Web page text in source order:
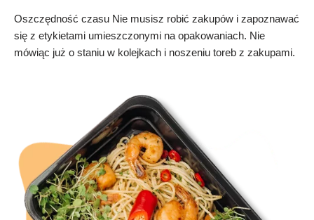
Oszczędność czasu Nie musisz robić zakupów i zapoznawać
się z etykietami umieszczonymi na opakowaniach. Nie
mówiąc już o staniu w kolejkach i noszeniu toreb z zakupami.